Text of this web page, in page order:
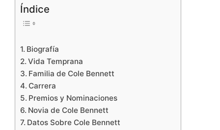
Índice
Biografía
Vida Temprana
Familia de Cole Bennett
Carrera
Premios y Nominaciones
Novia de Cole Bennett
Datos Sobre Cole Bennett